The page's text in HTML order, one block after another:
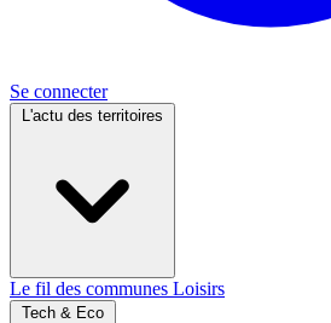
Se connecter
L'actu des territoires
Le fil des communes Loisirs
Tech & Eco